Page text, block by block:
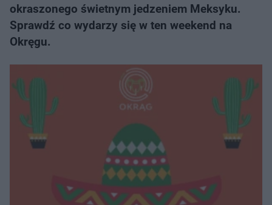
okraszonego świetnym jedzeniem Meksyku.
Sprawdź co wydarzy się w ten weekend na
Okręgu.